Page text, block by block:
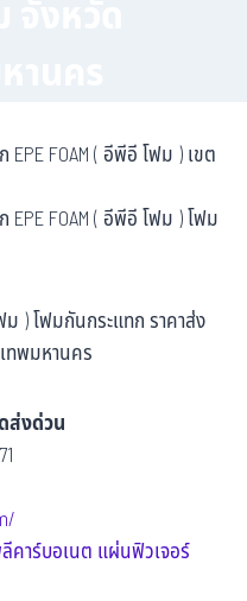
EPE FOAM ( อีพีอี โฟม ) เขต
EPE FOAM ( อีพีอี โฟม ) โฟม
ม ) โฟมกันกระแทก ราคาส่ง
ทพมหานคร
ส่งด่วน
คาร์บอเนต แผ่นฟิวเจอร์